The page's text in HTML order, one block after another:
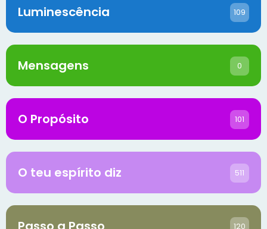
Luminescência 109
Mensagens 0
O Propósito 101
O teu espírito diz 511
120